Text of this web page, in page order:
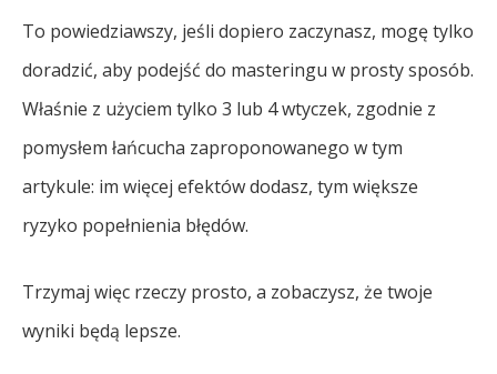
To powiedziawszy, jeśli dopiero zaczynasz, mogę tylko
doradzić, aby podejść do masteringu w prosty sposób.
Właśnie z użyciem tylko 3 lub 4 wtyczek, zgodnie z
pomysłem łańcucha zaproponowanego w tym
artykule: im więcej efektów dodasz, tym większe
ryzyko popełnienia błędów.
Trzymaj więc rzeczy prosto, a zobaczysz, że twoje
wyniki będą lepsze.